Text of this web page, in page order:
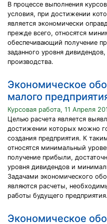
В процессе выполнения
условия, при достижении
является экономически
прежде всего, относятся
обеспечивающий получение
заданного уровня
производства.
Экономическое
малого
Курсовая работа, 11 Апреля
Целью расчета является
достижении которых можно
создания предприятия. К
относятся минимальный
получение прибыли,
уровня дивидендов и
Задачами экономического
являются расчеты,
работы будущего предприятия.
Экономическое